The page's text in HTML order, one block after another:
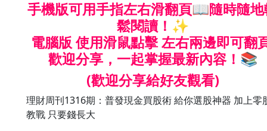
手機版可用手指左右滑翻頁📖隨時隨
鬆閱讀！✨
電腦版 使用滑鼠點擊 左右兩邊即可翻
歡迎分享，一起掌握最新內容！ 📚
(歡迎分享給好友觀看)
理財周刊1316期：普發現金買股術 給你選股神器 加上零
教戰 只要錢長大